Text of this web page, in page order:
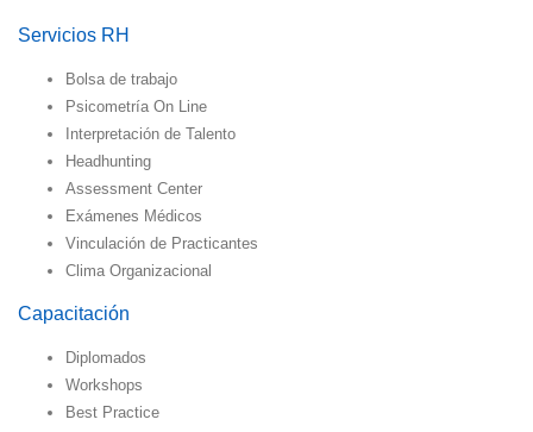
Servicios RH
Bolsa de trabajo
Psicometría On Line
Interpretación de Talento
Headhunting
Assessment Center
Exámenes Médicos
Vinculación de Practicantes
Clima Organizacional
Capacitación
Diplomados
Workshops
Best Practice